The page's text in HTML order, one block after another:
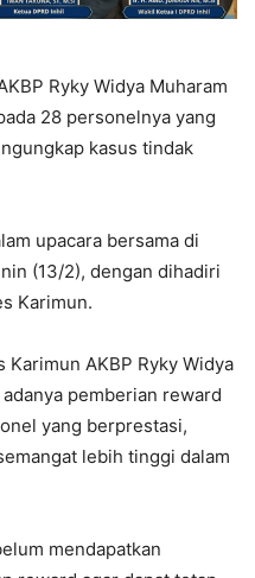
Ryky Widya Muharam
28 personelnya yang
kasus tindak
upacara bersama di
(13/2), dengan dihadiri
Karimun.
AKBP Ryky Widya
pemberian reward
yang berprestasi,
lebih tinggi dalam
mendapatkan